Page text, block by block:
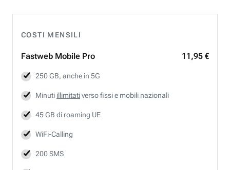
COSTI MENSILI
Fastweb Mobile Pro 11,95 €
250 GB, anche in 5G
Minuti illimitativerso fissi e mobili nazionali
45 GB di roaming UE
WiFi-Calling
200 SMS